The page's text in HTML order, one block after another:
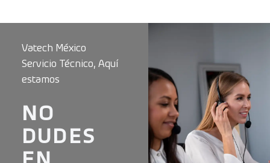
Vatech México
Servicio Técnico, Aquí
estamos
NO
DUDES
EN